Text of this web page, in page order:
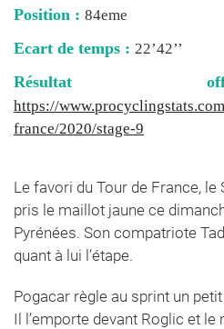
Position : 84eme
Ecart de temps : 22’42’’
Résultat
https://
france/2020/stage-9
Le favori du Tour de France,
pris le maillot jaune ce
Pyrénées. Son compatriote
quant à lui l’étape.
Pogacar règle au sprint un
Il l’emporte devant Roglic et